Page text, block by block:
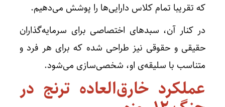
که تقریبا تمام کلاس دارایی‌ها را پوشش می‌دهیم.
در کنار آن، سبد‌های اختصاصی برای سرمایه‌گذاران
حقیقی و حقوقی نیز طراحی شده که برای هر فرد و
متناسب با سلیقه‌ی او، شخصی‌سازی می‌شود.
عملکرد خارق‌العاده ترنج در